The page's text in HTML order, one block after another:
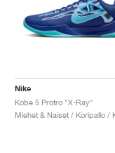
Nike
Kobe 5 Protro "X-Ray"
Miehet & Naiset / Koripallo /